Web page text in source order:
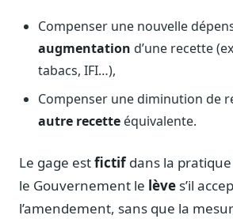
Chercheurs
Données exhaustives pour vos travaux
Suivi par secteur
11 secteurs : énergie, santé, finance,
Cas d'usage concrets
Consultants seniors, plateforme
Compenser une nouvelle
augmentation d’une recette
tabacs, IFI…),
Compenser une diminution de
autre recette équivalente.
Le gage estfictifdans la
le Gouvernement le lève s’il
l’amendement, sans que la